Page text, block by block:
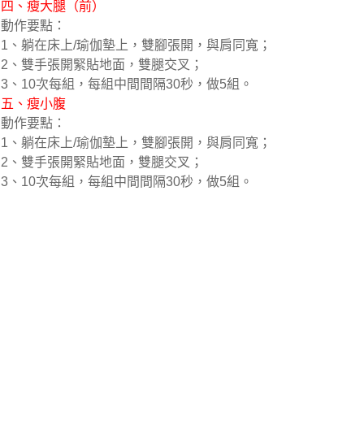
四、瘦大腿（前）
動作要點：
1、躺在床上/瑜伽墊上，雙腳張開，與肩同寬；
2、雙手張開緊貼地面，雙腿交叉；
3、10次每組，每組中間間隔30秒，做5組。
五、瘦小腹
動作要點：
1、躺在床上/瑜伽墊上，雙腳張開，與肩同寬；
2、雙手張開緊貼地面，雙腿交叉；
3、10次每組，每組中間間隔30秒，做5組。